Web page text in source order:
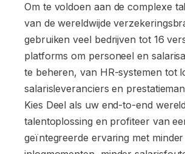
Om te voldoen aan de complexe
van de wereldwijde
gebruiken veel bedrijven tot 16
platforms om personeel en
te beheren, van HR-systemen tot
salarisleveranciers en
Kies Deel als uw end-to-end
talentoplossing en profiteer van
geïntegreerde ervaring met minder